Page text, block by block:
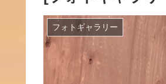
フォトギャラリー